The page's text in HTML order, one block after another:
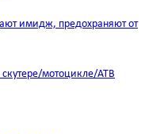
имидж, предохраняют от
мотоцикле/АТВ